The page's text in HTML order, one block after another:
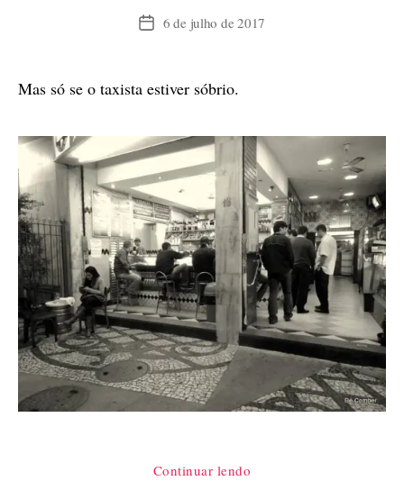
Data6 de julho de 2017
Mas só se o taxista estiver sóbrio.
Continuar lendo